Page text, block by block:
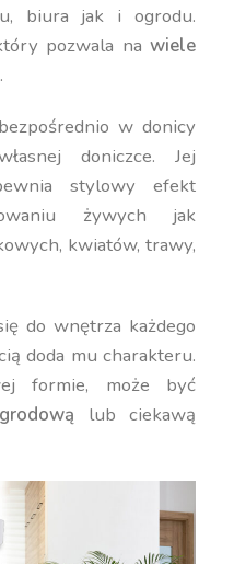
biura jak i ogrodu.
pozwala na wiele
.
w donicy
doniczce. Jej
stylowy efekt
żywych jak
kwiatów, trawy,
do wnętrza każdego
doda mu charakteru.
formie, może być
lub ciekawą